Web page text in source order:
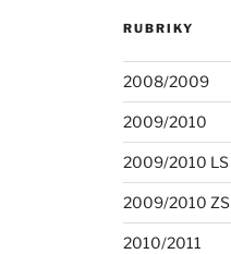
RUBRIKY
2008/2009
2009/2010
2009/2010 LS
2009/2010 ZS
2010/2011